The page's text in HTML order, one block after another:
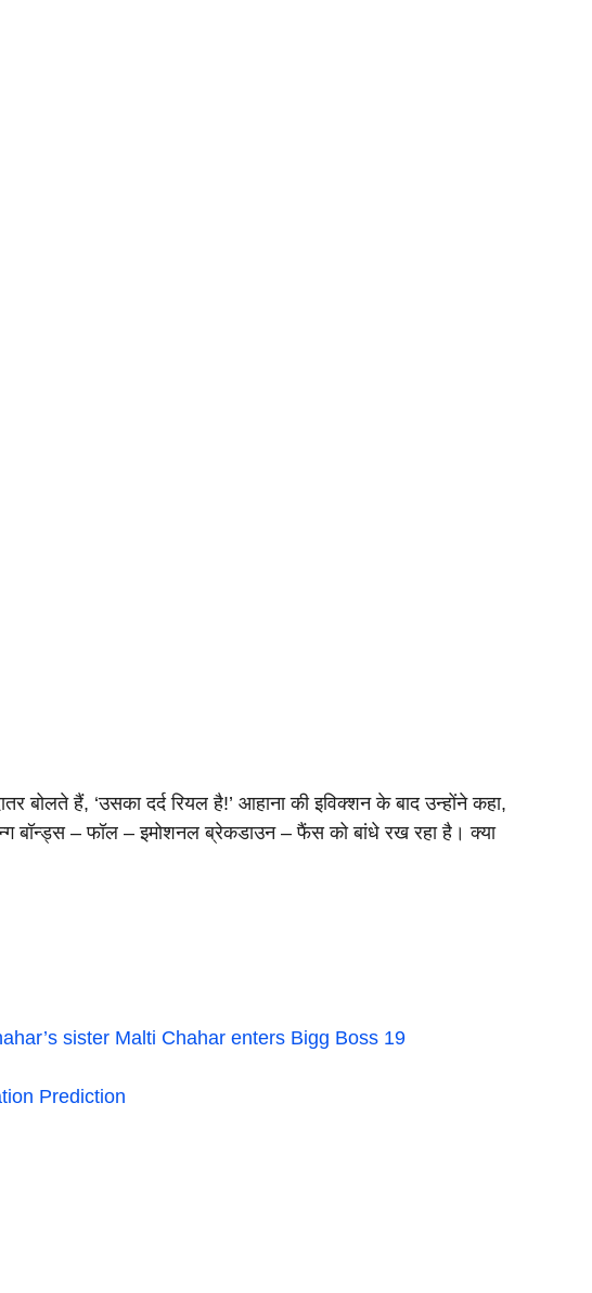
बोलते हैं, ‘उसका दर्द रियल है!’ आहाना की इविक्शन के बाद उन्होंने कहा,
बॉन्ड्स – फॉल – इमोशनल ब्रेकडाउन – फैंस को बांधे रख रहा है। क्या
sister Malti Chahar enters Bigg Boss 19
Prediction